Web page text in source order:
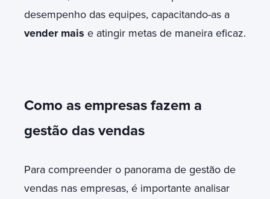
desempenho das equipes, capacitando-as a
vender mais e atingir metas de maneira eficaz.
Como as empresas fazem a
gestão das vendas
Para compreender o panorama de gestão de
vendas nas empresas, é importante analisar